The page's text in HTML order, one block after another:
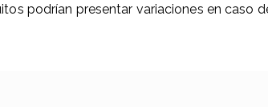
podrían presentar variaciones en caso